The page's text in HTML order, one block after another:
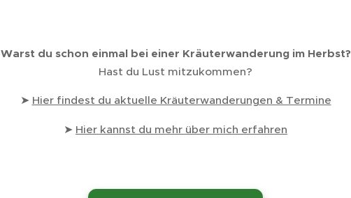
Warst du schon einmal bei einer Kräuterwanderung im Herbst?
Hast du Lust mitzukommen?
➤ Hier findest du aktuelle Kräuterwanderungen & Termine
➤ Hier kannst du mehr über mich erfahren